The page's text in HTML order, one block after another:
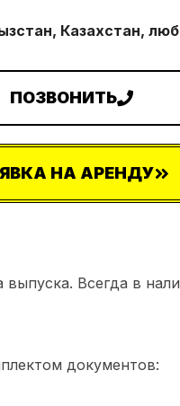
Казахстан,
ПОЗВОНИТЬ
НА АРЕНДУ
Всегда в
документов: